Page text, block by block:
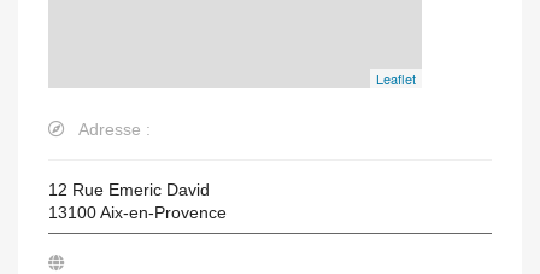
Leaflet
Adresse :
12 Rue Emeric David
13100Aix-en-Provence